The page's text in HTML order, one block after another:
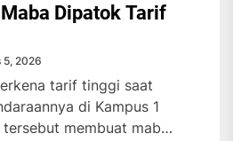
Dipatok Tarif
5, 2026
tarif tinggi saat
di Kampus 1
membuat maba